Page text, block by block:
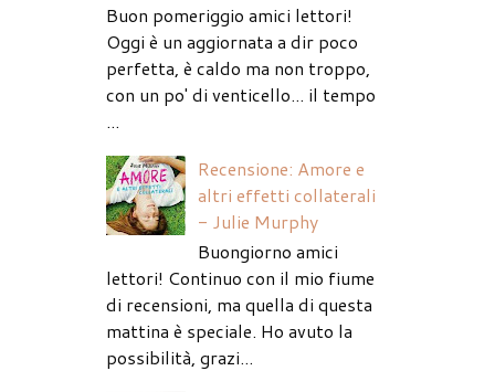
Buon pomeriggio amici lettori!
Oggi è un aggiornata a dir poco
perfetta, è caldo ma non troppo,
con un po' di venticello... il tempo
...
Recensione: Amore e
altri effetti collaterali
- Julie Murphy
Buongiorno amici
lettori! Continuo con il mio fiume
di recensioni, ma quella di questa
mattina è speciale. Ho avuto la
possibilità, grazi...